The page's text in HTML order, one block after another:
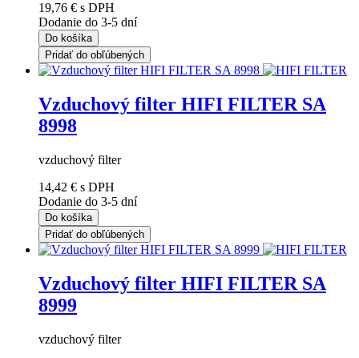
19,76 € s DPH
Dodanie do 3-5 dní
Do košíka
Pridať do obľúbených
Vzduchový filter HIFI FILTER SA
8998
vzduchový filter
14,42 € s DPH
Dodanie do 3-5 dní
Do košíka
Pridať do obľúbených
Vzduchový filter HIFI FILTER SA
8999
vzduchový filter